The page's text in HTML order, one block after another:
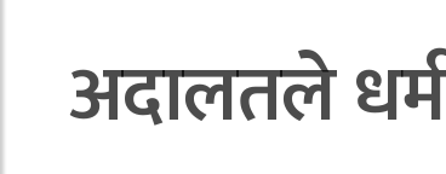
अदालतले धर्म